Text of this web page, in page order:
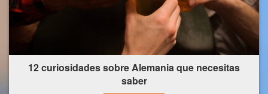
12 curiosidades sobre Alemania que necesitas
saber